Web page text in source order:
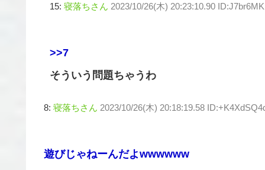
15: 寝落ちさん 2023/10/26(木) 20:23:10.90
>>7
そういう問題ちゃうわ
8: 寝落ちさん 2023/10/26(木) 20:18:19.58
遊びじゃねーんだよwwwwww